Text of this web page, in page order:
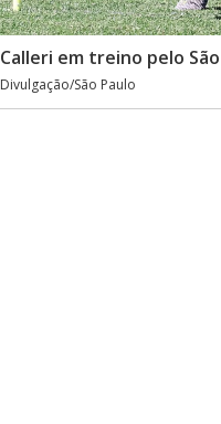
Calleri em treino pelo
Divulgação/São Paulo